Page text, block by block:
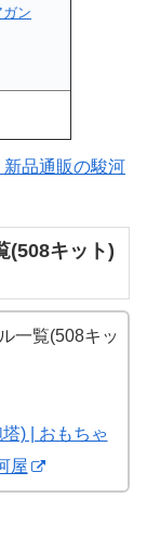
ガン
品通販の駿河
(508キット)
一覧(508キッ
) | おもちゃ
屋